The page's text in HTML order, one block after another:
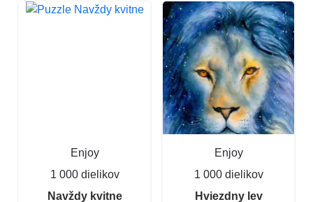
Enjoy
1 000 dielikov
Navždy kvitne
Enjoy
1 000 dielikov
Hviezdny lev